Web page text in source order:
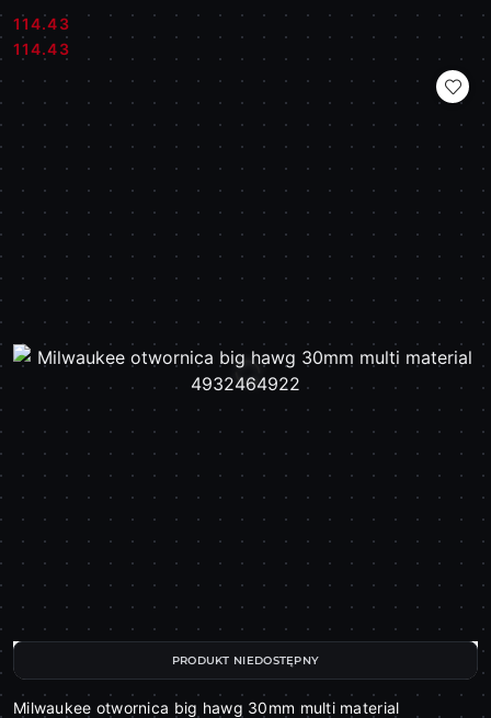
Cena:
114.43
Cena:
114.43
Milwaukee otwornica big hawg 30mm multi material
PRODUKT NIEDOSTĘPNY